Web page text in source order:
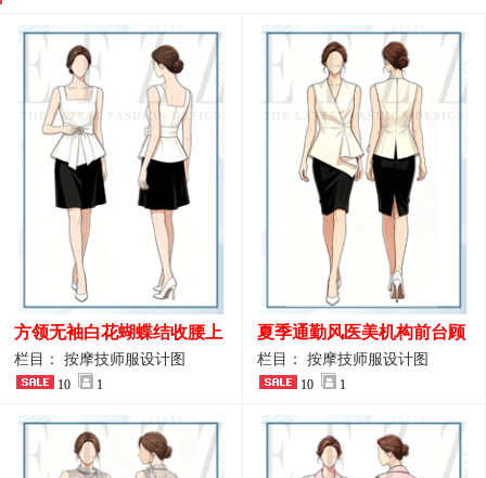
方领无袖白花蝴蝶结收腰上
衣 SPA会所接待工作制服设
计
栏目： 按摩技师服设计图
10 1
夏季通勤风医美机构前台顾
问端庄工作制服
栏目： 按摩技师服设计图
10 1